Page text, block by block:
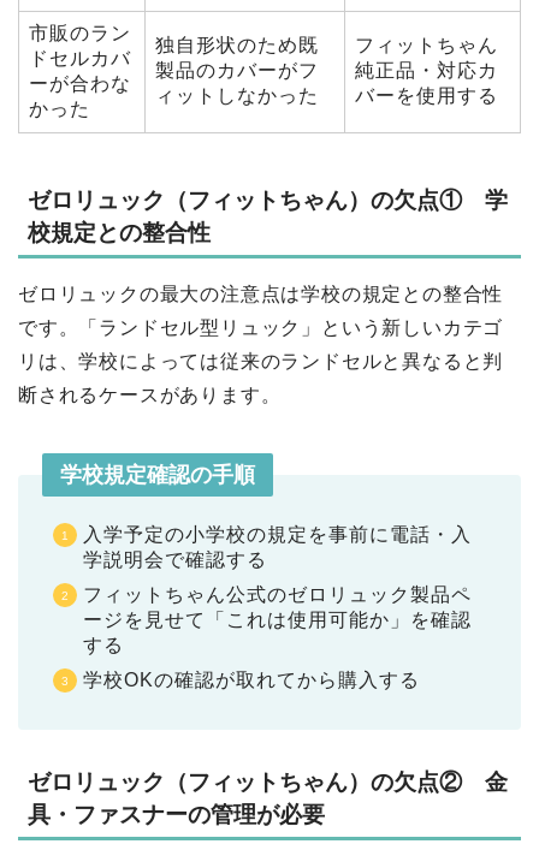
市販のラン
ドセルカバ
ーが合わな
かった
独自形状のため既
製品のカバーがフ
ィットしなかった
フィットちゃん
純正品・対応カ
バーを使用する
ゼロリュック（フィットちゃん）の欠点① 学
校規定との整合性
ゼロリュックの最大の注意点は学校の規定との整合性
です。「ランドセル型リュック」という新しいカテゴ
リは、学校によっては従来のランドセルと異なると判
断されるケースがあります。
学校規定確認の手順
入学予定の小学校の規定を事前に電話・入
学説明会で確認する
フィットちゃん公式のゼロリュック製品ペ
ージを見せて「これは使用可能か」を確認
する
学校OKの確認が取れてから購入する
ゼロリュック（フィットちゃん）の欠点② 金
具・ファスナーの管理が必要